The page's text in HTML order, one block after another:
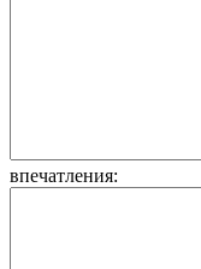
впечатления: